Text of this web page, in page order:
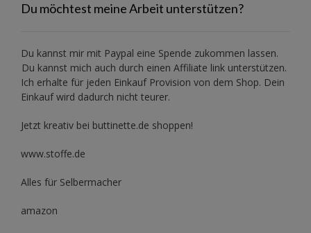
Du möchtest meine Arbeit unterstützen?
Du kannst mir mit Paypal eine Spende zukommen lassen.
Du kannst mich auch durch einen Affiliate link unterstützen.
Ich erhalte für jeden Einkauf Provision von dem Shop. Dein
Einkauf wird dadurch nicht teurer.
Jetzt kreativ bei buttinette.de shoppen!
www.stoffe.de
Alles für Selbermacher
amazon